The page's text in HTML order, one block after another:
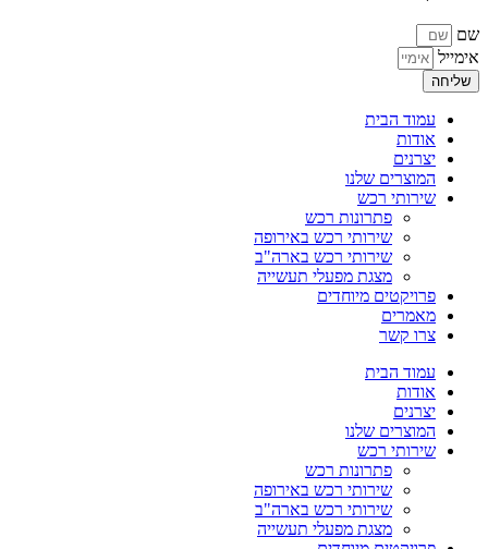
שם
אימייל
שליחה
עמוד הבית
אודות
יצרנים
המוצרים שלנו
שירותי רכש
פתרונות רכש
שירותי רכש באירופה
שירותי רכש בארה"ב
מצגת מפעלי תעשייה
פרויקטים מיוחדים
מאמרים
צרו קשר
עמוד הבית
אודות
יצרנים
המוצרים שלנו
שירותי רכש
פתרונות רכש
שירותי רכש באירופה
שירותי רכש בארה"ב
מצגת מפעלי תעשייה